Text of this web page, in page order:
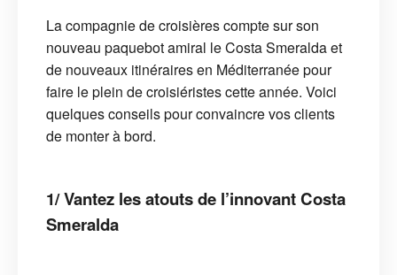
La compagnie de croisières compte sur son
nouveau paquebot amiral le Costa Smeralda et
de nouveaux itinéraires en Méditerranée pour
faire le plein de croisiéristes cette année. Voici
quelques conseils pour convaincre vos clients
de monter à bord.
1/ Vantez les atouts de l’innovant Costa
Smeralda